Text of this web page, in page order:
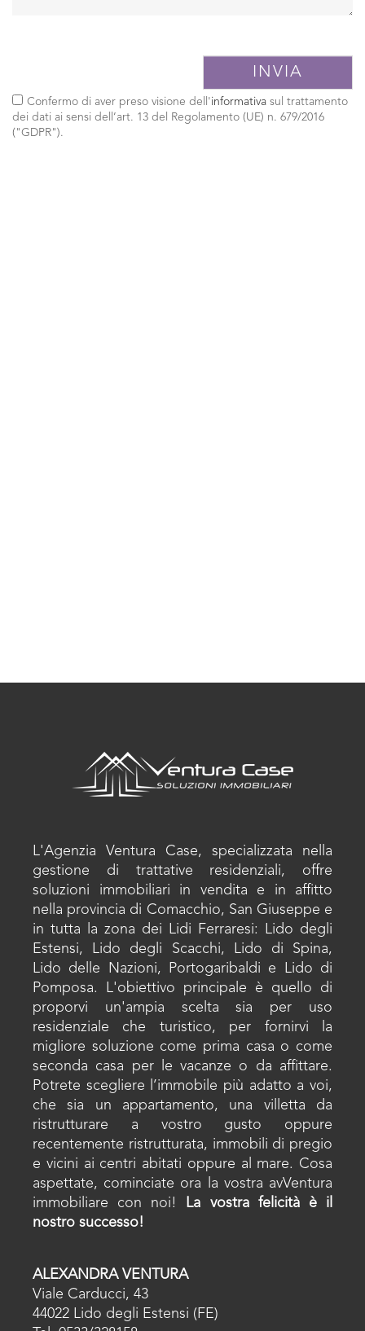
Confermo di aver preso visione dell'informativa sul trattamento
dei dati ai sensi dell’art. 13 del Regolamento (UE) n. 679/2016
("GDPR").
L'Agenzia Ventura Case, specializzata nella
gestione di trattative residenziali, offre
soluzioni immobiliari in vendita e in affitto
nella provincia di Comacchio, San Giuseppe e
in tutta la zona dei Lidi Ferraresi: Lido degli
Estensi, Lido degli Scacchi, Lido di Spina,
Lido delle Nazioni, Portogaribaldi e Lido di
Pomposa. L'obiettivo principale è quello di
proporvi un'ampia scelta sia per uso
residenziale che turistico, per fornirvi la
migliore soluzione come prima casa o come
seconda casa per le vacanze o da affittare.
Potrete scegliere l’immobile più adatto a voi,
che sia un appartamento, una villetta da
ristrutturare a vostro gusto oppure
recentemente ristrutturata, immobili di pregio
e vicini ai centri abitati oppure al mare. Cosa
aspettate, cominciate ora la vostra avVentura
immobiliare con noi!
La vostra felicità è il
nostro successo!
ALEXANDRA VENTURA
Viale Carducci, 43
44022 Lido degli Estensi (FE)